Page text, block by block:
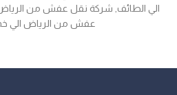
الي الطائف, شركة نقل عفش من
عفش من الرياض الي